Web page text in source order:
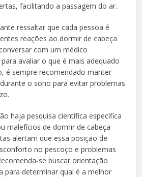
facilitando a passagem do ar.
ressaltar que cada pessoa é
reações ao dormir de cabeça
com um médico
avaliar o que é mais adequado
é sempre recomendado manter
o sono para evitar problemas
haja pesquisa científica específica
malefícios de dormir de cabeça
alertam que essa posição de
no pescoço e problemas
se buscar orientação
para determinar qual é a melhor